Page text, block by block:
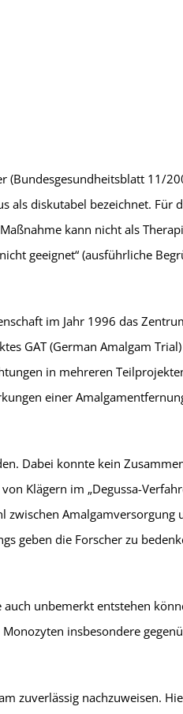
(Bundesgesundheitsblatt 11/
als diskutabel bezeichnet. Für
kann nicht als
geeignet“ (ausführliche
im Jahr 1996 das
GAT (German Amalgam
in mehreren
einer
Dabei konnte kein
Klägern im „Degussa-
zwischen
geben die Forscher zu
unbemerkt entstehen
insbesondere
zuverlässig nachzuweisen.